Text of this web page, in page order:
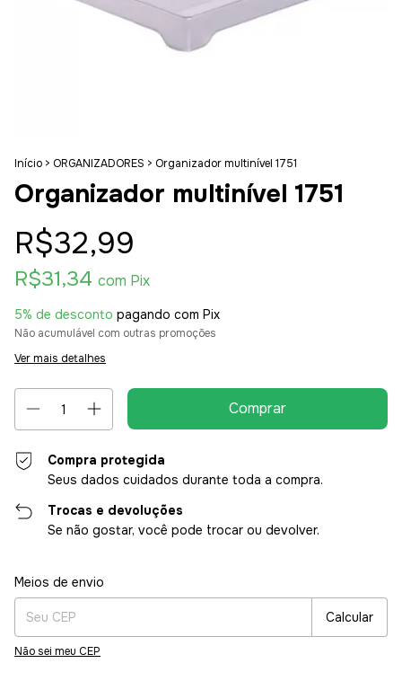
Início > ORGANIZADORES > Organizador multinível 1751
Organizador multinível 1751
R$32,99
R$31,34 com Pix
5% de desconto pagando com Pix
Não acumulável com outras promoções
Ver mais detalhes
Compra protegida
Seus dados cuidados durante toda a compra.
Trocas e devoluções
Se não gostar, você pode trocar ou devolver.
Entregas para o CEP:
Meios de envio
Calcular
Não sei meu CEP